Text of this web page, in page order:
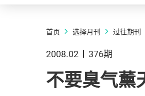
首页 选择月刊 过往期刊
2008.02 376期
不要臭气薰